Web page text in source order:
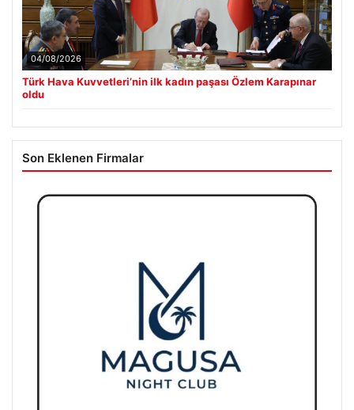
04/08/2026
Türk Hava Kuvvetleri’nin ilk kadın paşası Özlem Karapınar
oldu
Son Eklenen Firmalar